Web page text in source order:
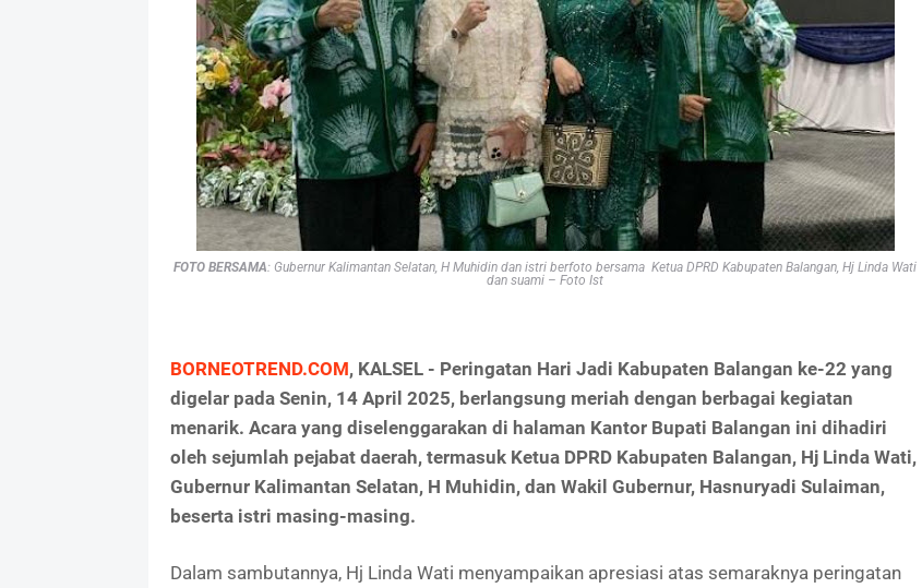
FOTO BERSAMA: Gubernur Kalimantan Selatan, H Muhidin dan istri berfoto bersama Ketua DPRD Kabupaten Balangan, Hj Linda Wati
dan suami – Foto Ist
BORNEOTREND.COM, KALSEL - Peringatan Hari Jadi Kabupaten Balangan ke-22 yang
digelar pada Senin, 14 April 2025, berlangsung meriah dengan berbagai kegiatan
menarik. Acara yang diselenggarakan di halaman Kantor Bupati Balangan ini dihadiri
oleh sejumlah pejabat daerah, termasuk Ketua DPRD Kabupaten Balangan, Hj Linda Wati,
Gubernur Kalimantan Selatan, H Muhidin, dan Wakil Gubernur, Hasnuryadi Sulaiman,
beserta istri masing-masing.
Dalam sambutannya, Hj Linda Wati menyampaikan apresiasi atas semaraknya peringatan